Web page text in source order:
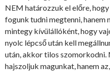
NEM határozzuk el előre,
fogunk tudni megtenni, hanem
mintegy kívülállóként, hogy
nyolc lépcső után kell
után, akkor tilos szomorkodni.
hajszoljuk magunkat, hanem